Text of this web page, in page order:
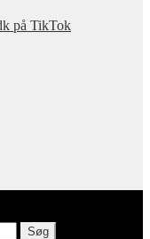
på TikTok
Søg